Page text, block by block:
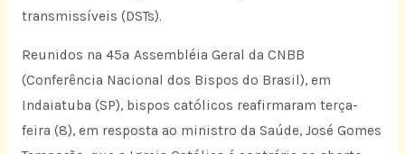
transmissíveis (DSTs).
Reunidos na 45ª Assembléia Geral da CNBB
(Conferência Nacional dos Bispos do Brasil), em
Indaiatuba (SP), bispos católicos reafirmaram terça-
feira (8), em resposta ao ministro da Saúde, José Gomes